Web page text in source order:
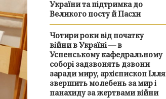
України та підтримка до
Великого посту й Пасхи
Чотири роки від початку
війни в Україні — в
Успенському кафедральному
соборі задзвонять дзвони
заради миру, архієпископ Ілля
звершить молебень за мир і
панахиду за жертвами війни